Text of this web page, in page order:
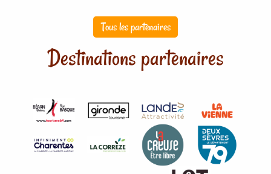
Tous les partenaires
Destinations partenaires